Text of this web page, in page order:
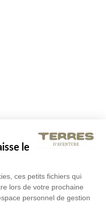
le
ces petits fichiers qui
lors de votre prochaine
personnel de gestion